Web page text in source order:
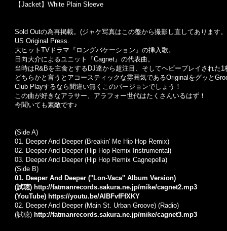
【Jacket】White Plain Sleeve
Sold Outの為再掲載。(ジャケ写真はこの盤から撮影し直してあります
US Original Press.
大ヒットTVドラマ『ロングバケーション』の挿入歌。
日向大介によるユニット『Cagnet』の代表曲。
当時はR&Bを主食とするDJ達から超注目、そしてヘビープレイされた1
どちらかと言うとアコースティックな雰囲気であるOriginalをグッと
Club Playするなら間違い無くこのバージョンでしょう！
この曲が好きなアラサー、アラフォー世代はたくさんいるはず！
今聞いても素敵です♪
(Side A)
01. Deeper And Deeper (Breakin' Me Hip Hop Remix)
02. Deeper And Deeper (Hip Hop Remix Instrumental)
03. Deeper And Deeper (Hip Hop Remix Cagnepella)
(Side B)
01. Deeper And Deeper (''Lon-Vaca'' Album Version)
(試聴) http://fatmanrecords.sakura.ne.jp/mike/cagnet2.mp3
(YouTube) https://youtu.be/AIBFvfFfXKY
02. Deeper And Deeper (Main St. Urban Groove) (Radio)
(試聴) http://fatmanrecords.sakura.ne.jp/mike/cagnet3.mp3